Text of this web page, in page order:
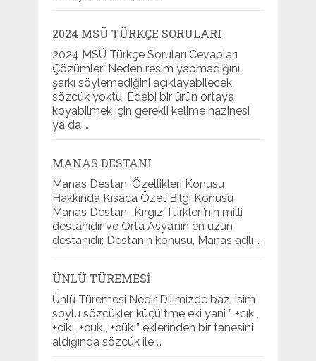
2024 MSÜ TÜRKÇE SORULARI
2024 MSÜ Türkçe Soruları Cevapları
Çözümleri Neden resim yapmadığını,
şarkı söylemediğini açıklayabilecek
sözcük yoktu. Edebi bir ürün ortaya
koyabilmek için gerekli kelime hazinesi
ya da …
MANAS DESTANI
Manas Destanı Özellikleri Konusu
Hakkında Kısaca Özet Bilgi Konusu
Manas Destanı, Kırgız Türkleri’nin milli
destanıdır ve Orta Asya’nın en uzun
destanıdır. Destanın konusu, Manas adlı …
ÜNLÜ TÜREMESI
Ünlü Türemesi Nedir Dilimizde bazı isim
soylu sözcükler küçültme eki yani ” +cık ,
+cik , +cuk , +cük ” eklerinden bir tanesini
aldığında sözcük ile …